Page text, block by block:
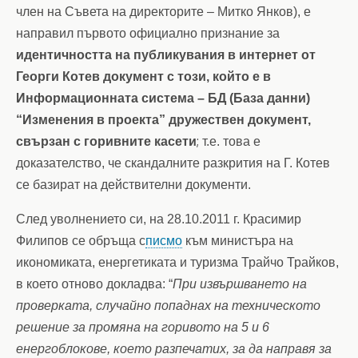
член на Съвета на директорите – Митко Янков), е
направил първото официално признание за
идентичността на публикувания в интернет от
Георги Котев документ с този, който е в
Информационната система – БД (База данни)
“Изменения в проекта” дружествен документ,
свързан с горивните касети; т.е. това е
доказателство, че скандалните разкрития на Г. Котев
се базират на действителни документи.
След уволнението си, на 28.10.2011 г. Красимир
Филипов се обръща списмо към министъра на
икономиката, енергетиката и туризма Трайчо Трайков,
в което отново докладва: “При извършването на
проверката, случайно попаднах на техническото
решение за промяна на горивото на 5 и 6
енергоблокове, което разпечатих, за да направя за